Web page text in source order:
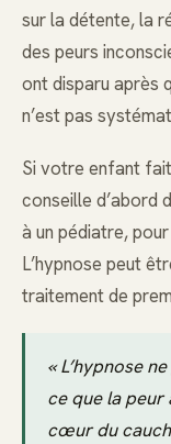
sur la détente, la
des peurs
ont disparu après
n’est pas
Si votre enfant
conseille d’abord
à un pédiatre,
L’hypnose peut
traitement de
« L’hypnose
ce que la peur
cœur du